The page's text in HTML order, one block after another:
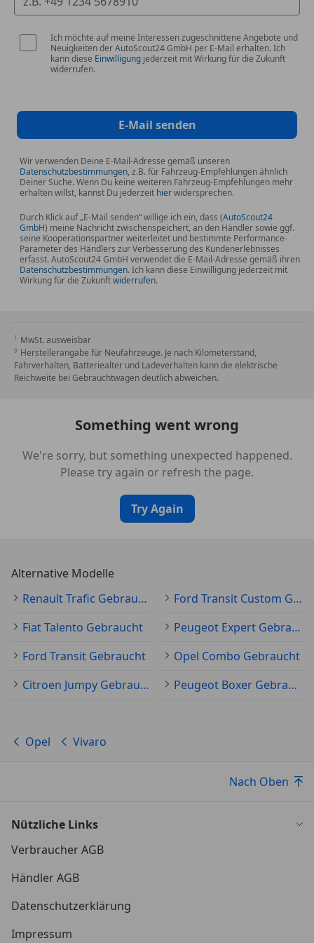
Bitte um telefonische Kontaktaufnahme, da die
Vielen Dank :)
Finanzierungsmöglichkeit auch ohne Anzahlung
einer Probefahrt ein
Besichtigung jederzeit möglich, nach telefonischer
Vereinbarung
Wie freuen uns auf Ihren Besuch **
Irrtum, Tippfehler und Preisänderungen vorbehalten,
Bitte setzen Sie sich bei Möglichkeit telefonisch mit
Team ..
Ich möchte auf meine Interessen zugeschnittene Angebote und
Neuigkeiten der AutoScout24 GmbH per E-Mail erhalten. Ich
kann diese Einwilligung jederzeit mit Wirkung für die Zukunft
widerrufen.
E-Mail senden
Wir verwenden Deine E-Mail-Adresse gemäß unseren
Datenschutzbestimmungen, z.B. für Fahrzeug-Empfehlungen ähnlich
Deiner Suche. Wenn Du keine weiteren Fahrzeug-Empfehlungen mehr
erhalten willst, kannst Du jederzeit hierwidersprechen.
Durch Klick auf „E-Mail senden“ willige ich ein, dass (AutoScout24
GmbH) meine Nachricht zwischenspeichert, an den Händler sowie ggf.
seine Kooperationspartner weiterleitet und bestimmte Performance-
Parameter des Händlers zur Verbesserung des Kundenerlebnisses
erfasst. AutoScout24 GmbH verwendet die E-Mail-Adresse gemäß ihren
Datenschutzbestimmungen. Ich kann diese Einwilligung jederzeit mit
Wirkung für die Zukunftwiderrufen.
MwSt. ausweisbar
Herstellerangabe für Neufahrzeuge. Je nach Kilometerstand,
Fahrverhalten, Batteriealter und Ladeverhalten kann die elektrische
Reichweite bei Gebrauchtwagen deutlich abweichen.
Something went wrong
We're sorry, but something unexpected happened.
Please try again or refresh the page.
Try Again
Alternative Modelle
Renault Trafic Gebraucht
Ford Transit Custom Gebraucht
Fiat Talento Gebraucht
Peugeot Expert Gebraucht
Ford Transit Gebraucht
Opel Combo Gebraucht
Citroen Jumpy Gebraucht
Peugeot Boxer Gebraucht
Opel Vivaro
Nach Oben
Nützliche Links
Verbraucher AGB
Händler AGB
Datenschutzerklärung
Impressum